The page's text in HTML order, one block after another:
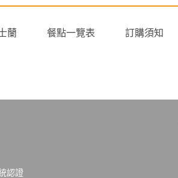
蘭 餐點一覽表 訂購須知
認證